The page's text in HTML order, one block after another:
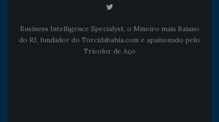
Business Intelligence Specialyst, o Mineiro mais Baiano
do RJ, fundador do Torcidabahia.com e apaixonado pelo
Tricolor de Aço